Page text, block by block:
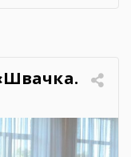
Для
черговий